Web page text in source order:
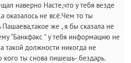
наверно Насте,что у тебя везде
оказалось не всё.Чем то ты
же , я бы сказала не
"Банкфакс " у тебя информацию не
такой должности никогда не
кого ты снова пишешь- бездарь.